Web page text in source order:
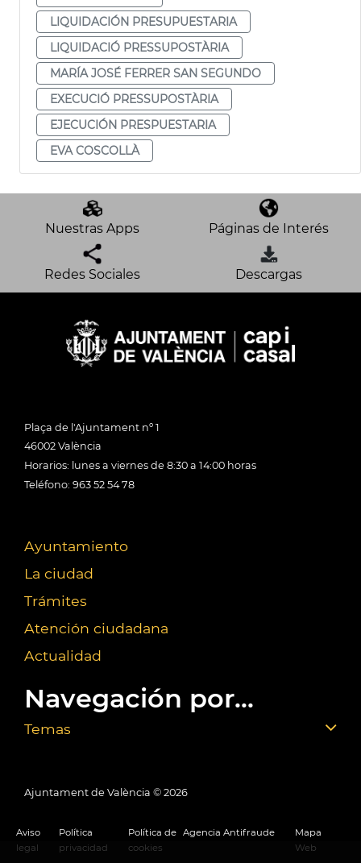
LIQUIDACIÓN PRESUPUESTARIA
LIQUIDACIÓ PRESSUPOSTÀRIA
MARÍA JOSÉ FERRER SAN SEGUNDO
EXECUCIÓ PRESSUPOSTÀRIA
EJECUCIÓN PRESPUESTARIA
EVA COSCOLLÀ
Nuestras Apps Páginas de Interés
Redes Sociales Descargas
Plaça de l'Ajuntament nº 1
46002 València
Horarios: lunes a viernes de 8:30 a 14:00 horas
Teléfono: 963 52 54 78
Ayuntamiento
La ciudad
Trámites
Atención ciudadana
Actualidad
Navegación por...
Temas
Ajuntament de València © 2026
Aviso
legal
Política
privacidad
Política de
cookies
Agencia Antifraude
Mapa
Web